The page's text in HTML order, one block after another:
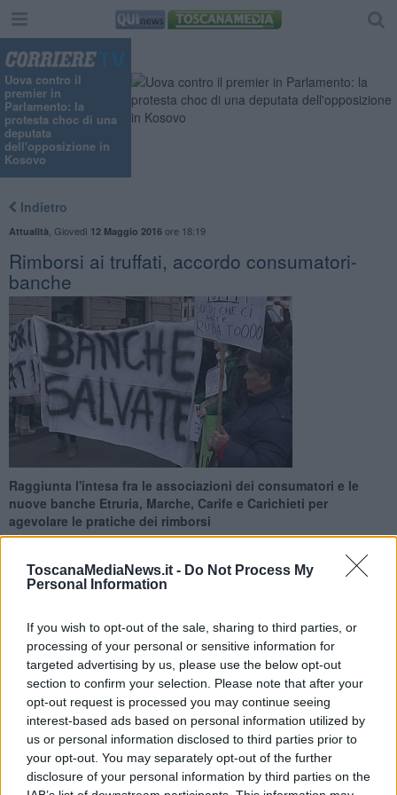
ToscanaMediaNews.it - Do Not Process My
Personal Information
If you wish to opt-out of the sale, sharing to third parties, or
processing of your personal or sensitive information for
targeted advertising by us, please use the below opt-out
section to confirm your selection. Please note that after your
opt-out request is processed you may continue seeing
interest-based ads based on personal information utilized by
us or personal information disclosed to third parties prior to
your opt-out. You may separately opt-out of the further
disclosure of your personal information by third parties on the
Uova contro il
premier in
Parlamento: la
protesta choc di una
deputata
dell'opposizione in
Kosovo
Indietro
Attualità Giovedì 12 Maggio 2016ore 18:19
Rimborsi ai truffati, accordo consumatori-
banche
Raggiunta l'intesa fra le associazioni dei consumatori e le
nuove banche Etruria, Marche, Carife e Carichieti per
agevolare le pratiche dei rimborsi
ROMA —In pratiche le cosidette goodbank rinate dalle ceneri di
Banca Etruria, Banca Marche, Cassa di Risparmio di Ferrara e
Cassa di Risparmio di Chieti si sono impegnate a garantire la
massima disponibilità nel consegnare alle associazioni che ne
facciano richiesta tutta la documentazione necessaria per
rimborsare i risparmiatori che hanno perso i loro averi con il
decreto salvabanche del governo Renzi, sia attraverso l'arbitrato
che attraverso il fondo interbancario per il rimborso automatico a
cui potrebbero accedere più della metà dei risparmiatori coinvolti.